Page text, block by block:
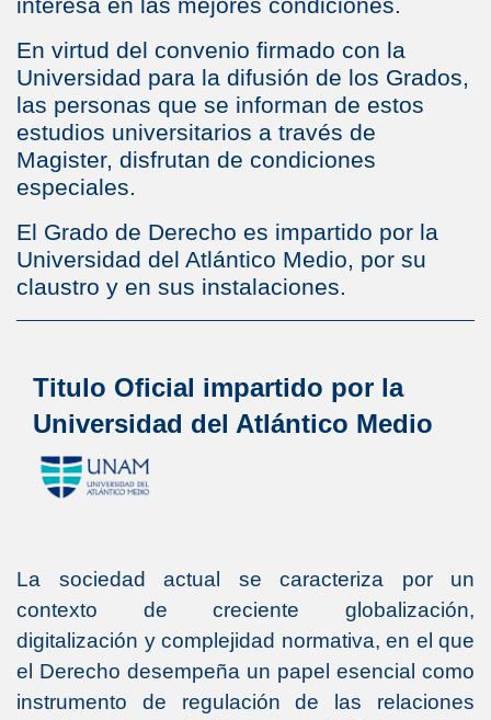
interesa en las mejores condiciones.
En virtud del convenio firmado con la
Universidad para la difusión de los Grados,
las personas que se informan de estos
estudios universitarios a través de
Magister, disfrutan de condiciones
especiales.
El Grado de Derecho es impartido por la
Universidad del Atlántico Medio, por su
claustro y en sus instalaciones.
Titulo Oficial impartido por la
Universidad del Atlántico Medio
La sociedad actual se caracteriza por un
contexto de creciente globalización,
digitalización y complejidad normativa, en el que
el Derecho desempeña un papel esencial como
instrumento de regulación de las relaciones